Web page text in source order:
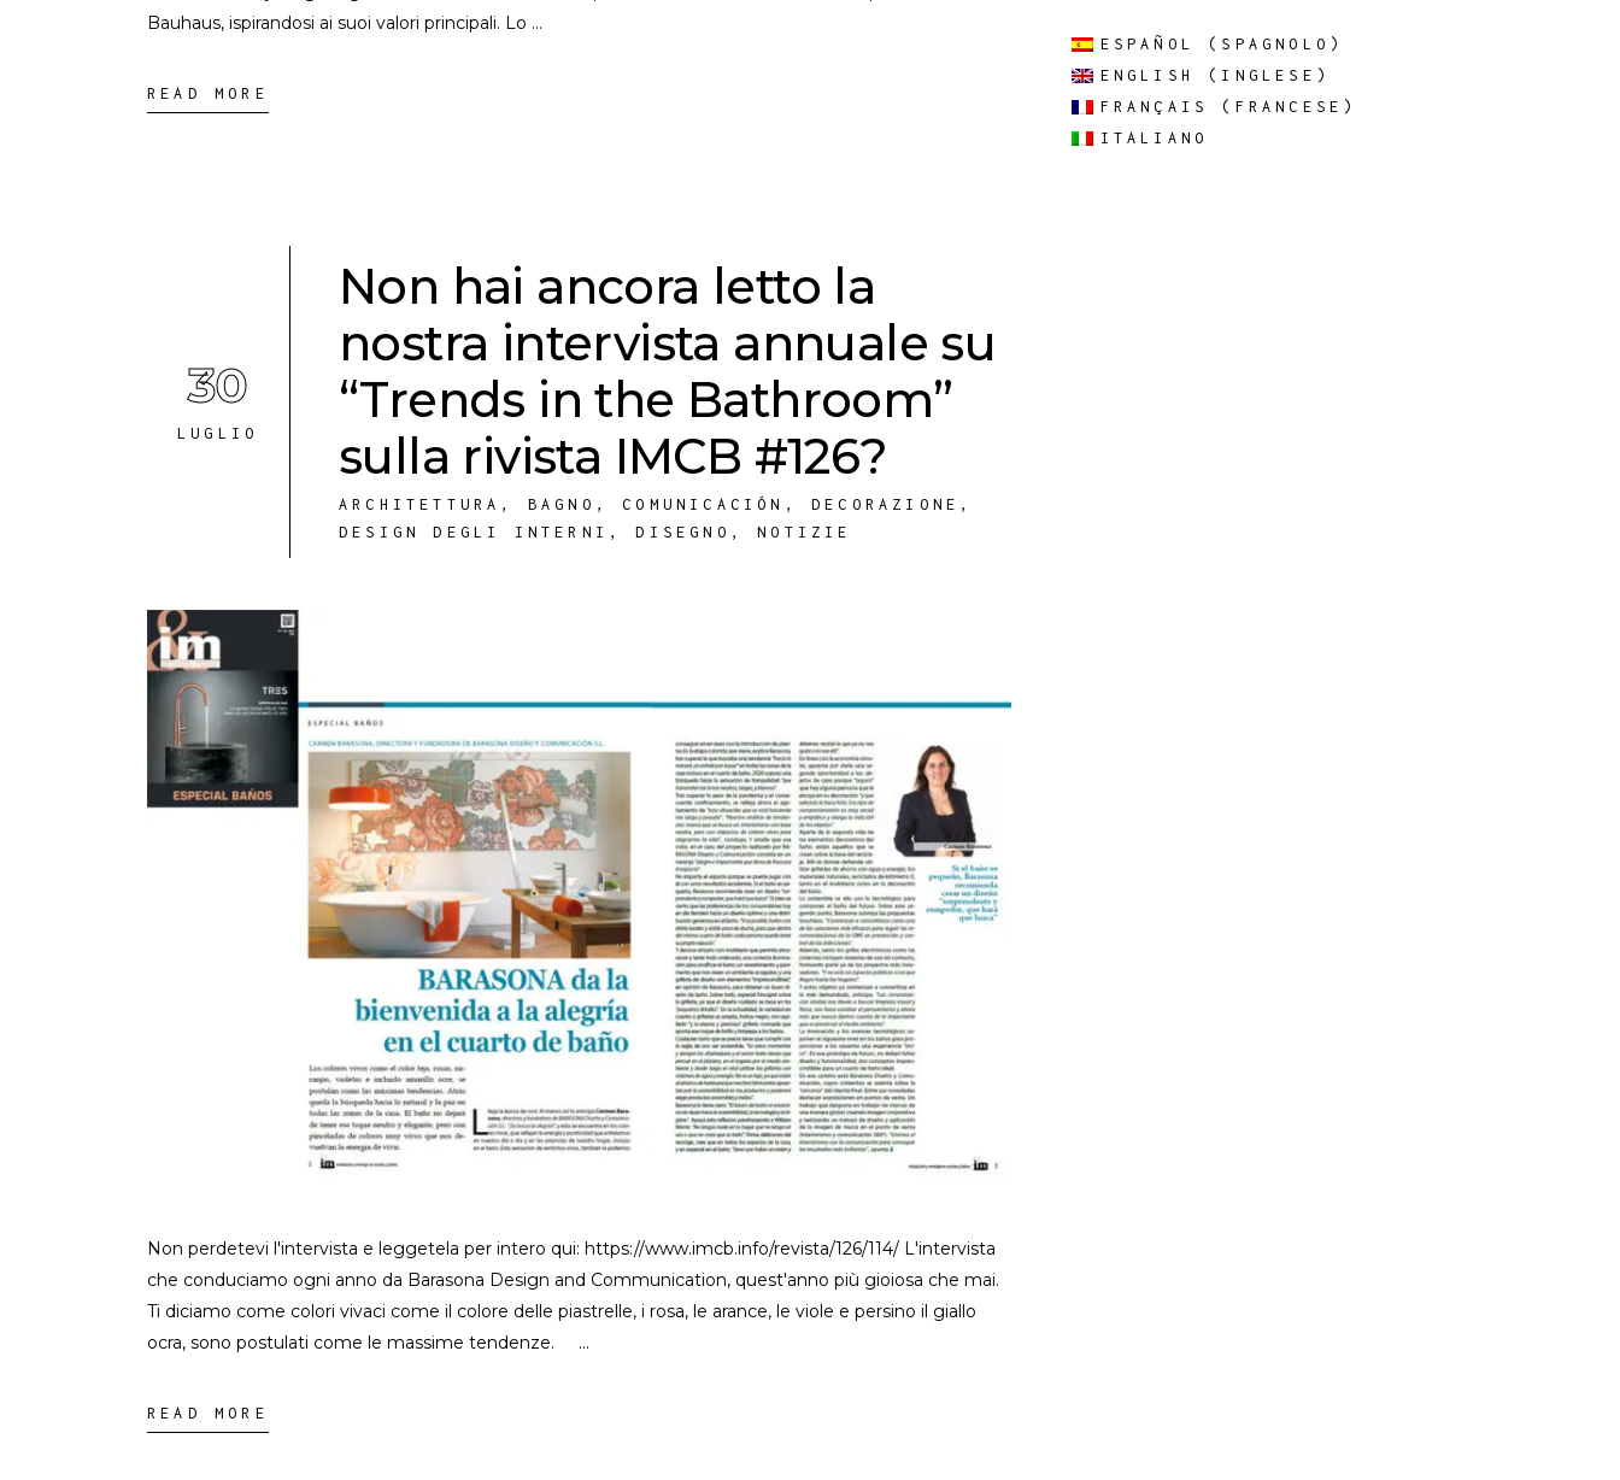
Bauhaus, ispirandosi ai suoi valori principali. Lo
READ MORE
30
LUGLIO
Non hai ancora letto la
nostra intervista annuale su
“Trends in the Bathroom”
sulla rivista IMCB #126?
ARCHITETTURA , BAGNO ,COMUNICACIÓN ,DECORAZIONE ,
DESIGN DEGLI INTERNI ,DISEGNO ,NOTIZIE
Non perdetevi l'intervista e leggetela per intero qui: https://www.imcb.info/revista/126/114/ L'intervista
che conduciamo ogni anno da Barasona Design and Communication, quest'anno più gioiosa che mai.
Ti diciamo come colori vivaci come il colore delle piastrelle, i rosa, le arance, le viole e persino il giallo
ocra, sono postulati come le massime tendenze.
READ MORE
ESPAÑOL ( SPAGNOLO )
ENGLISH
( INGLESE )
FRANÇAIS
( FRANCESE )
ITALIANO